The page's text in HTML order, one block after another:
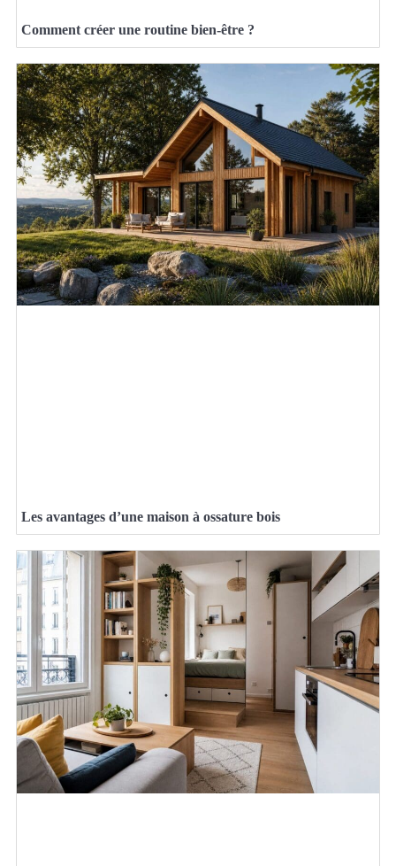
Comment créer une routine bien-être ?
Les avantages d’une maison à ossature bois